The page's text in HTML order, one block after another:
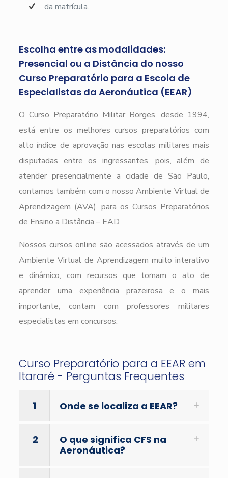
da matrícula.
Escolha entre as modalidades:
Presencial ou a Distância do nosso
Curso Preparatório para a Escola de
Especialistas da Aeronáutica (EEAR)
O Curso Preparatório Militar Borges, desde 1994,
está entre os melhores cursos preparatórios com
alto índice de aprovação nas escolas militares mais
disputadas entre os ingressantes, pois, além de
atender presencialmente a cidade de São Paulo,
contamos também com o nosso Ambiente Virtual de
Aprendizagem (AVA), para os Cursos Preparatórios
de Ensino a Distância – EAD.
Nossos cursos online são acessados através de um
Ambiente Virtual de Aprendizagem muito interativo
e dinâmico, com recursos que tornam o ato de
aprender uma experiência prazeirosa e o mais
importante, contam com professores militares
especialistas em concursos.
Curso Preparatório para a EEAR em
Itararé - Perguntas Frequentes
1 Onde se localiza a EEAR?
2
O que significa CFS na
Aeronáutica?